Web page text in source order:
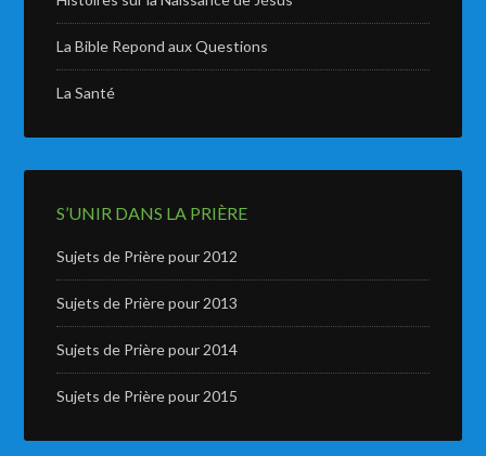
La Bible Repond aux Questions
La Santé
S’UNIR DANS LA PRIÈRE
Sujets de Prière pour 2012
Sujets de Prière pour 2013
Sujets de Prière pour 2014
Sujets de Prière pour 2015